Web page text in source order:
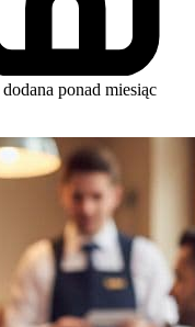
dodana ponad miesiąc